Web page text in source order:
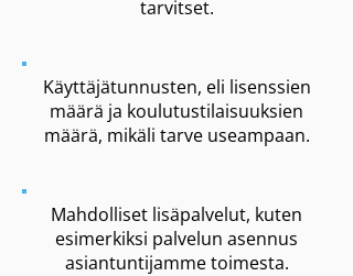
tarvitset.
Käyttäjätunnusten, eli lisenssien
määrä ja koulutustilaisuuksien
määrä, mikäli tarve useampaan.
Mahdolliset lisäpalvelut, kuten
esimerkiksi palvelun asennus
asiantuntijamme toimesta.